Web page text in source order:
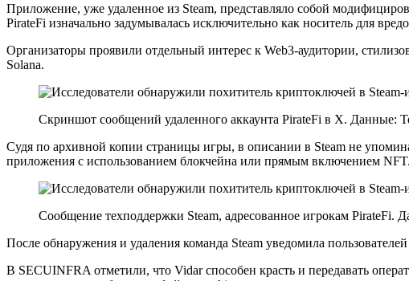
Приложение, уже удаленное из Steam, представляло собой
PirateFi изначально задумывалась исключительно как носитель для
Организаторы проявили отдельный интерес к Web3-аудитории,
Solana.
Скриншот сообщений удаленного аккаунта PirateFi в X. Данные:
Судя по архивной копии страницы игры, в описании в Steam не
приложения с использованием блокчейна или прямым включением NFT.
Сообщение техподдержки Steam, адресованное игрокам PirateFi.
После обнаружения и удаления команда Steam уведомила
В SECUINFRA отметили, что Vidar способен красть и передавать